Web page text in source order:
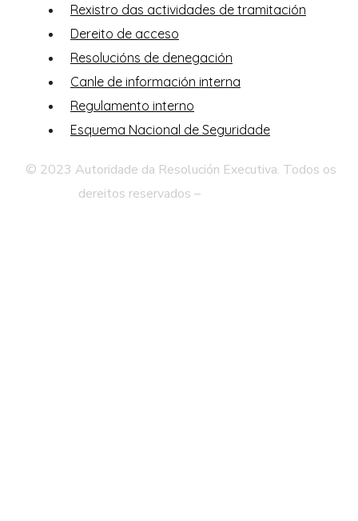
Rexistro das actividades de tramitación
Dereito de acceso
Resolucións de denegación
Canle de información interna
Regulamento interno
Esquema Nacional de Seguridade
© 2023 Autoridade da Resolución Executiva. Todos os
dereitos reservados –